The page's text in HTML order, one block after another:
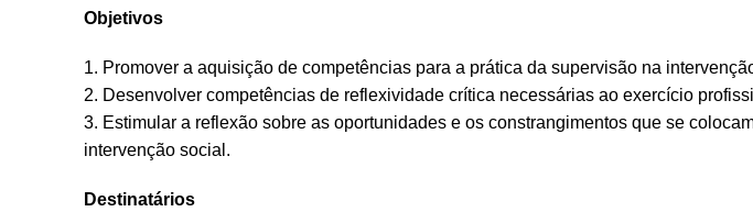
Objetivos
1. Promover a aquisição de competências para a prática da supervisão na
2. Desenvolver competências de reflexividade crítica necessárias ao exercício
3. Estimular a reflexão sobre as oportunidades e os constrangimentos que se
intervenção social.
Destinatários